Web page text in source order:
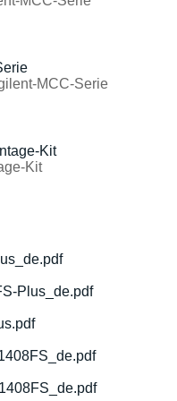
MCC-Serie
Kit
Plus_de.pdf